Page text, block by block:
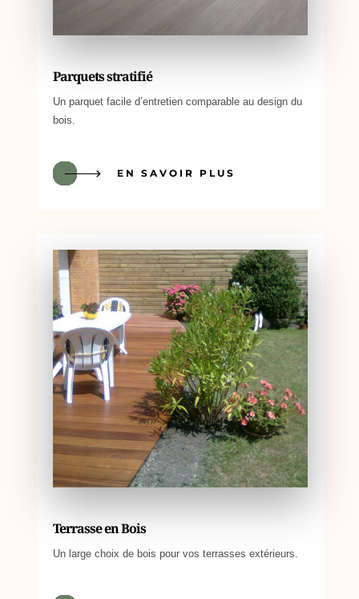
Parquets stratifié
Un parquet facile d’entretien comparable au design du
bois.
EN SAVOIR PLUS
Terrasse en Bois
Un large choix de bois pour vos terrasses extérieurs.